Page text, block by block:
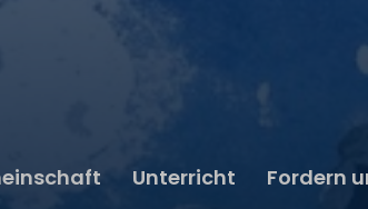
Unterricht Fordern